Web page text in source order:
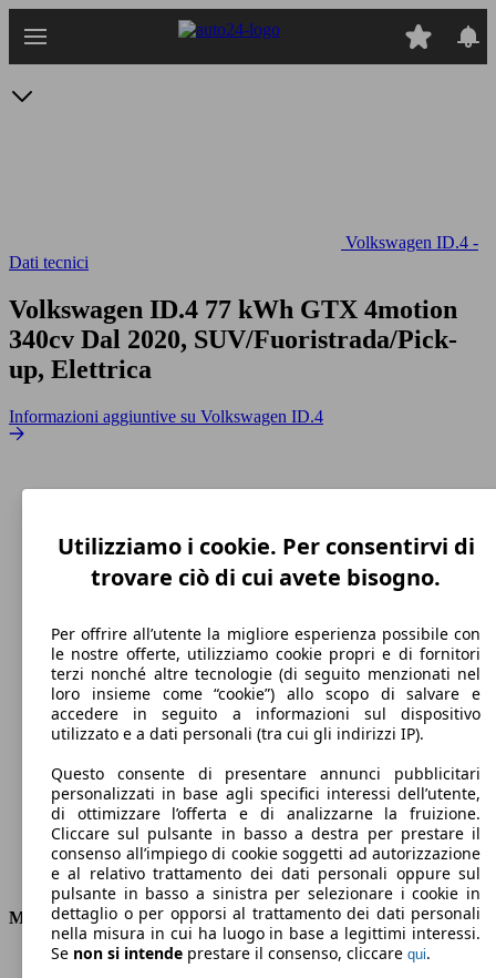
Volkswagen ID.4 -
Dati tecnici
Volkswagen ID.4 77 kWh GTX 4motion
340cv Dal 2020, SUV/Fuoristrada/Pick-
up, Elettrica
Informazioni aggiuntive su Volkswagen ID.4
180 km/h
Velocità massima
Elettrica
Carburante
Motore e Prestazioni
KW (PS)
77 kW (105 PS)
Utilizziamo i cookie. Per consentirvi di
trovare ciò di cui avete bisogno.
Per offrire all’utente la migliore esperienza possibile con
le nostre offerte, utilizziamo cookie propri e di fornitori
terzi nonché altre tecnologie (di seguito menzionati nel
loro insieme come “cookie”) allo scopo di salvare e
accedere in seguito a informazioni sul dispositivo
utilizzato e a dati personali (tra cui gli indirizzi IP).
Questo consente di presentare annunci pubblicitari
personalizzati in base agli specifici interessi dell’utente,
di ottimizzare l’offerta e di analizzarne la fruizione.
Cliccare sul pulsante in basso a destra per prestare il
consenso all’impiego di cookie soggetti ad autorizzazione
e al relativo trattamento dei dati personali oppure sul
pulsante in basso a sinistra per selezionare i cookie in
dettaglio o per opporsi al trattamento dei dati personali
nella misura in cui ha luogo in base a legittimi interessi.
Se non si intende prestare il consenso, cliccare qui.